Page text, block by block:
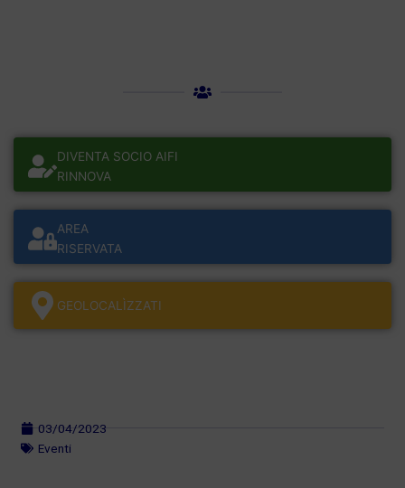
DIVENTA SOCIO AIFI
RINNOVA
AREA
RISERVATA
GEOLOCALÌZZATI
03/04/2023
Eventi